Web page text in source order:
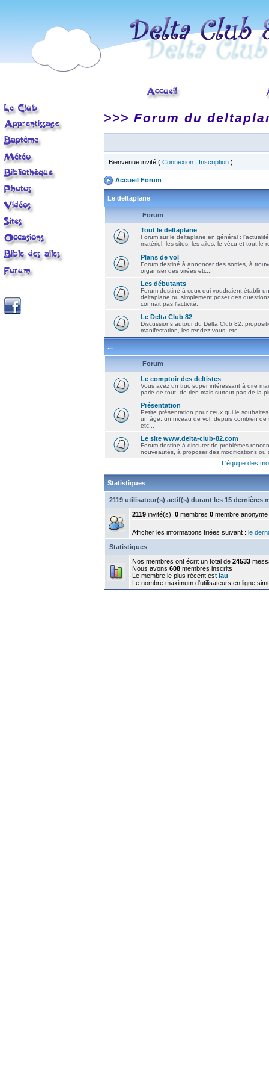
>>> Forum du
Bienvenue invité ( Connexion | Inscription )
Accueil Forum
Le deltaplane
Forum
Tout le deltaplane
Forum sur le deltaplane en général :
matériel, les sites, les ailes, le vécu et tout le
Plans de vol
Forum destiné à annoncer des sorties, à
organiser des virées etc...
Les débutants
Forum destiné à ceux qui voudraient établir
deltaplane ou simplement poser des
connait pas l'activité.
Le Delta Club 82
Discussions autour du Delta Club 82,
manifestation, les rendez-vous, etc...
...
Forum
Le comptoir des deltistes
Vous avez un truc super intéressant à dire
parle de tout, de rien mais surtout pas de la
Présentation
Petite présentation pour ceux qui le
un âge, un niveau de vol, depuis combien de
etc...
Le site www.delta-club-82.com
Forum destiné à discuter de problèmes
nouveautés, à proposer des modifications ou
L'équipe des
Statistiques
2119 utilisateur(s) actif(s) durant les 15 dernières
2119 invité(s), 0 membres 0 membre anonyme
Afficher les informations triées suivant : le
Statistiques
Nos membres ont écrit un total de 24533
Nous avons 608 membres inscrits
Le membre le plus récent est lau
Le nombre maximum d'utilisateurs en ligne